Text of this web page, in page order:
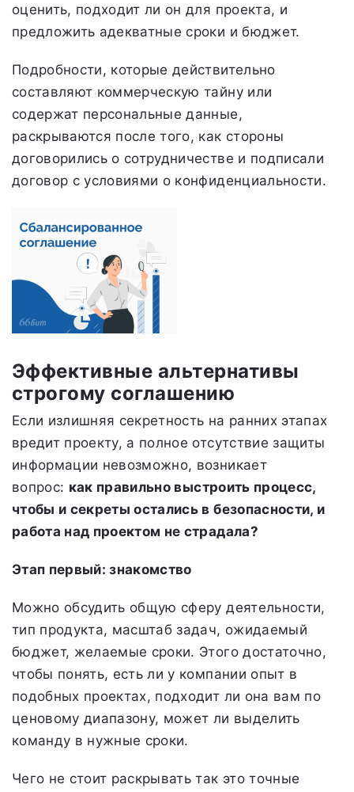
оценить, подходит ли он для проекта, и
предложить адекватные сроки и бюджет.
Подробности, которые действительно
составляют коммерческую тайну или
содержат персональные данные,
раскрываются после того, как стороны
договорились о сотрудничестве и подписали
договор с условиями о конфиденциальности.
Эффективные альтернативы
строгому соглашению
Если излишняя секретность на ранних этапах
вредит проекту, а полное отсутствие защиты
информации невозможно, возникает
вопрос: как правильно выстроить процесс,
чтобы и секреты остались в безопасности, и
работа над проектом не страдала?
Этап первый: знакомство
Можно обсудить общую сферу деятельности,
тип продукта, масштаб задач, ожидаемый
бюджет, желаемые сроки. Этого достаточно,
чтобы понять, есть ли у компании опыт в
подобных проектах, подходит ли она вам по
ценовому диапазону, может ли выделить
команду в нужные сроки.
Чего не стоит раскрывать так это точные